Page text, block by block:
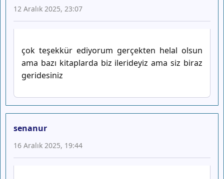
12 Aralık 2025, 23:07
çok teşekkür ediyorum gerçekten helal olsun
ama bazı kitaplarda biz ilerideyiz ama siz biraz
geridesiniz
senanur
16 Aralık 2025, 19:44